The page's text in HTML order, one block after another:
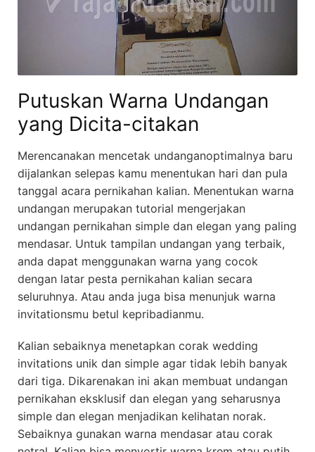
Putuskan Warna Undangan
yang Dicita-citakan
Merencanakan mencetak undanganoptimalnya baru
dijalankan selepas kamu menentukan hari dan pula
tanggal acara pernikahan kalian. Menentukan warna
undangan merupakan tutorial mengerjakan
undangan pernikahan simple dan elegan yang paling
mendasar. Untuk tampilan undangan yang terbaik,
anda dapat menggunakan warna yang cocok
dengan latar pesta pernikahan kalian secara
seluruhnya. Atau anda juga bisa menunjuk warna
invitationsmu betul kepribadianmu.
Kalian sebaiknya menetapkan corak wedding
invitations unik dan simple agar tidak lebih banyak
dari tiga. Dikarenakan ini akan membuat undangan
pernikahan eksklusif dan elegan yang seharusnya
simple dan elegan menjadikan kelihatan norak.
Sebaiknya gunakan warna mendasar atau corak